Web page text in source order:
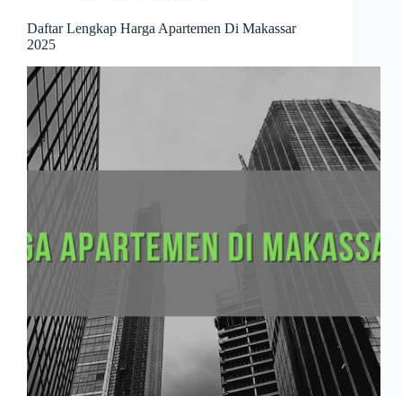
Daftar Lengkap Harga Apartemen Di Makassar
2025